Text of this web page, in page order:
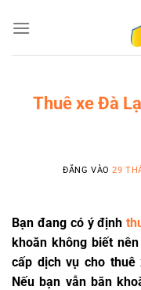
qua
Thuê xe Đà
ĐĂNG VÀO29
Bạn đang có ý định
khoăn không biết
cấp dịch vụ cho thuê
Nếu bạn vẫn băn